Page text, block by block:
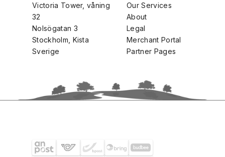
Victoria Tower, våning
32
Nolsögatan 3
Stockholm, Kista
Sverige
Our Services
About
Legal
Merchant Portal
Partner Pages